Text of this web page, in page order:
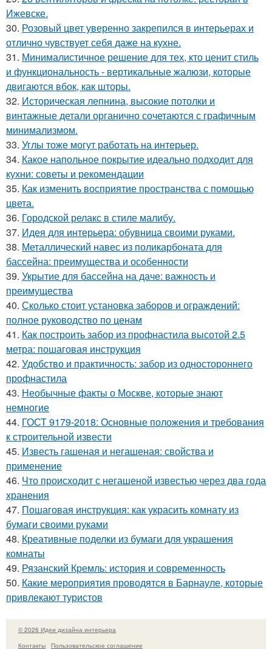
Ижевске.
30. Розовый цвет уверенно закрепился в интерьерах и
отлично чувствует себя даже на кухне.
31. Минималистичное решение для тех, кто ценит стиль
и функциональность - вертикальные жалюзи, которые
двигаются вбок, как шторы.
32. Историческая лепнина, высокие потолки и
винтажные детали органично сочетаются с графичным
минимализмом.
33. Углы тоже могут работать на интерьер.
34. Какое напольное покрытие идеально подходит для
кухни: советы и рекомендации
35. Как изменить восприятие пространства с помощью
цвета.
36. Городской релакс в стиле малибу.
37. Идея для интерьера: обувница своими руками.
38. Металлический навес из поликарбоната для
бассейна: преимущества и особенности
39. Укрытие для бассейна на даче: важность и
преимущества
40. Сколько стоит установка заборов и ограждений:
полное руководство по ценам
41. Как построить забор из профнастила высотой 2.5
метра: пошаговая инструкция
42. Удобство и практичность: забор из одностороннего
профнастила
43. Необычные факты о Москве, которые знают
немногие
44. ГОСТ 9179-2018: Основные положения и требования
к строительной извести
45. Известь гашеная и негашеная: свойства и
применение
46. Что происходит с негашеной известью через два года
хранения
47. Пошаговая инструкция: как украсить комнату из
бумаги своими руками
48. Креативные поделки из бумаги для украшения
комнаты
49. Рязанский Кремль: история и современность
50. Какие мероприятия проводятся в Барнауле, которые
привлекают туристов
© 2026 Идеи дизайна интерьера
Контакты
Пользовательское соглашение